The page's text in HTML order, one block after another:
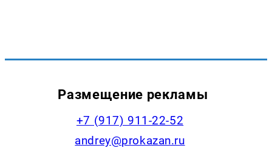
Размещение рекламы
+7 (917) 911-22-52
andrey@prokazan.ru